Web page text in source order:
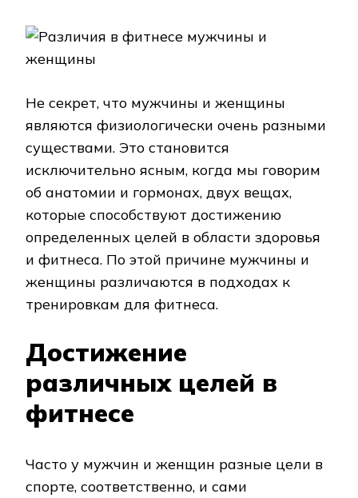
Не секрет, что мужчины и женщины
являются физиологически очень разными
существами. Это становится
исключительно ясным, когда мы говорим
об анатомии и гормонах, двух вещах,
которые способствуют достижению
определенных целей в области здоровья
и фитнеса. По этой причине мужчины и
женщины различаются в подходах к
тренировкам для фитнеса.
Достижение
различных целей в
фитнесе
Часто у мужчин и женщин разные цели в
спорте, соответственно, и сами